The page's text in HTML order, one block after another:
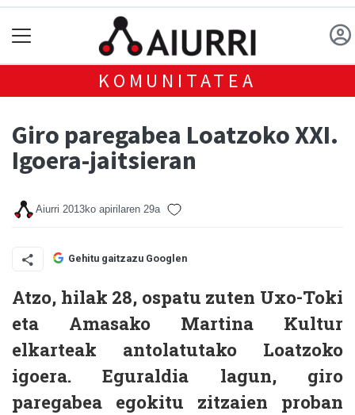
KOMUNITATEA
Giro paregabea Loatzoko XXI.
Igoera-jaitsieran
Aiurri 2013ko apirilaren 29a
Gehitu gaitzazu Googlen
Atzo, hilak 28, ospatu zuten Uxo-Toki
eta Amasako Martina Kultur
elkarteak antolatutako Loatzoko
igoera. Eguraldia lagun, giro
paregabea egokitu zitzaien proban